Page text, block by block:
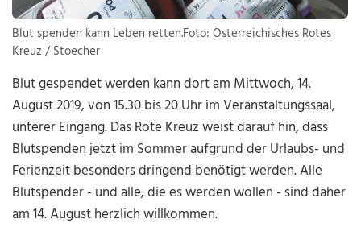
Blut spenden kann Leben retten.Foto: Österreichisches Rotes
Kreuz / Stoecher
Blut gespendet werden kann dort am Mittwoch, 14.
August 2019, von 15.30 bis 20 Uhr im Veranstaltungssaal,
unterer Eingang. Das Rote Kreuz weist darauf hin, dass
Blutspenden jetzt im Sommer aufgrund der Urlaubs- und
Ferienzeit besonders dringend benötigt werden. Alle
Blutspender - und alle, die es werden wollen - sind daher
am 14. August herzlich willkommen.